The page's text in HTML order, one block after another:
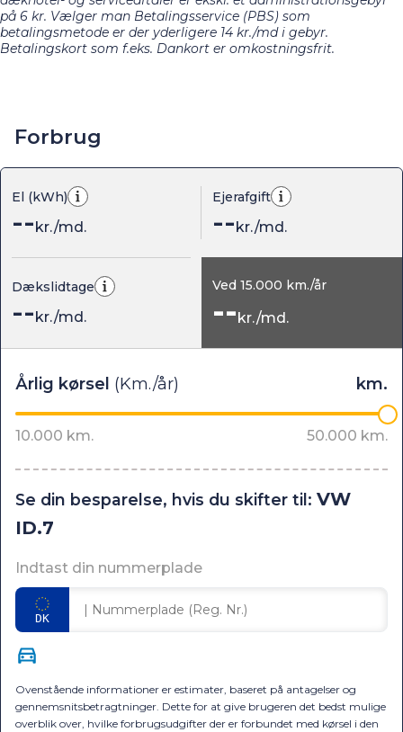
på 6 kr. Vælger man Betalingsservice (PBS) som
betalingsmetode er der yderligere 14 kr./md i gebyr.
Betalingskort som f.eks. Dankort er omkostningsfrit.
Forbrug
El (kWh)
--kr./md.
Ejerafgift
--kr./md.
Dækslidtage
--kr./md.
Ved 15.000 km./år
--kr./md.
Se din besparelse, hvis du skifter til: VW
ID.7
Indtast din nummerplade
Ovenstående informationer er estimater, baseret på antagelser og
gennemsnitsbetragtninger. Dette for at give brugeren det bedst mulige
overblik over, hvilke forbrugsudgifter der er forbundet med kørsel i den